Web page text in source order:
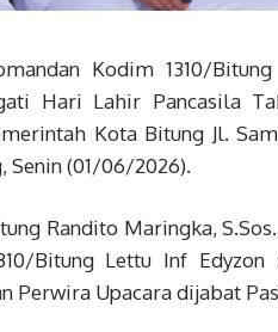
Kodim 1310/
Hari Lahir Pancasila
Kota Bitung Jl.
Senin (01/06/2026).
Randito Maringka,
Bitung Lettu Inf
Perwira Upacara dijabat